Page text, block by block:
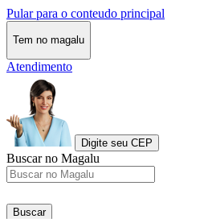
Pular para o conteudo principal
Tem no magalu
Atendimento
Digite seu CEP
Buscar no Magalu
Buscar